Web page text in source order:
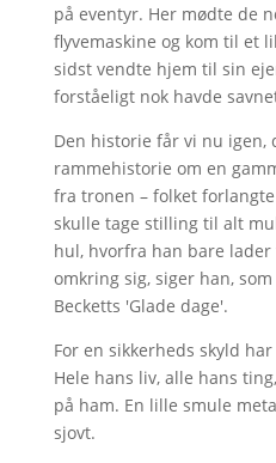
på eventyr. Her mødte de
flyvemaskine og kom til et
sidst vendte hjem til sin
forståeligt nok havde
Den historie får vi nu igen,
rammehistorie om en
fra tronen – folket
skulle tage stilling til alt
hul, hvorfra han bare
omkring sig, siger han,
Becketts 'Glade dage'.
For en sikkerheds skyld
Hele hans liv, alle hans
på ham. En lille smule
sjovt.